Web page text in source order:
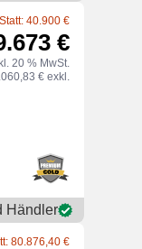
Statt: 40.900 €
€
20 % MwSt.
€ exkl.
Händler
80.876,40 €